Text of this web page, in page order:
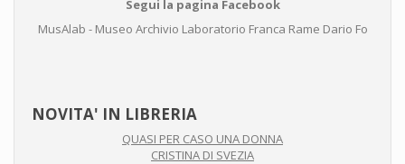
Segui la pagina Facebook
MusAlab - Museo Archivio Laboratorio Franca Rame Dario Fo
NOVITA' IN LIBRERIA
QUASI PER CASO UNA DONNA
CRISTINA DI SVEZIA